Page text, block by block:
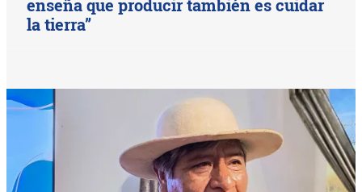
enseña que producir también es cuidar
la tierra”